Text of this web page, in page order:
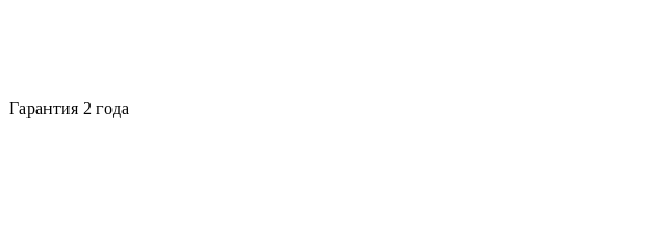
Гарантия 2 года